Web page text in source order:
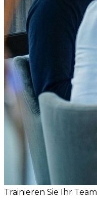
Trainieren Sie Ihr Team